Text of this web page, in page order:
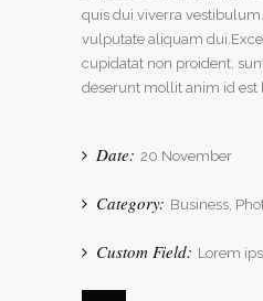
quis dui viverra
vulputate aliquam
cupidatat non proident,
deserunt mollit anim id est
Date: 20 November
Category: Business,
Custom Field: Lorem